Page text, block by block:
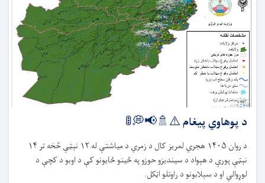
د پوهاوي پیغام ⚠️🚿📢💭🚦
د روان ۱۴۰۵ هجري لمریز کال د زمري د میاشتې له ۱۲ نېټې څخه تر۱۴
نېټې پورې د هېواد د سیندیزو حوزو په ځينو ځایونو کې د اوبو د کچې د
لوړوالي او د سېلابونو د راوتلو اټکل.